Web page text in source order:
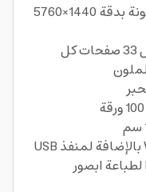
امكانية طباعة أوراق بحجم A4 ملونة بدقة 1440×5760
تتميز بسرعة طباعة الورقة بمعدل 33 صفحات كل
تدعم تطبيق Epson Smart Panel لطباعة ابصور